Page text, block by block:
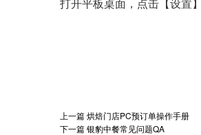
上一篇烘焙门店PC预订单操作手册
下一篇银豹中餐常见问题QA